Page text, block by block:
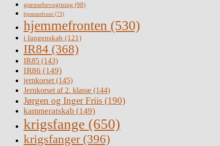
grænsebevogtning (98)
hjemmefront (73)
hjemmefronten (530)
i fangenskab (121)
IR84 (368)
IR85 (143)
IR86 (149)
jernkorset(145)
Jernkorset af 2. klasse (144)
Jørgen og Inger Friis (190)
kammeratskab (149)
krigsfange (650)
krigsfanger (396)